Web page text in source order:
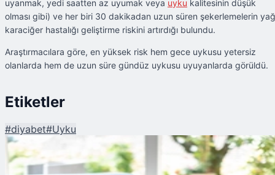
uyanmak, yedi saatten az uyumak veya uyku kalitesinin düşük
olması gibi) ve her biri 30 dakikadan uzun süren şekerlemelerin
karaciğer hastalığı geliştirme riskini artırdığı bulundu.
Araştırmacılara göre, en yüksek risk hem gece uykusu yetersiz
olanlarda hem de uzun süre gündüz uykusu uyuyanlarda görüldü.
Etiketler
#diyabet#Uyku
Şu An Okunan